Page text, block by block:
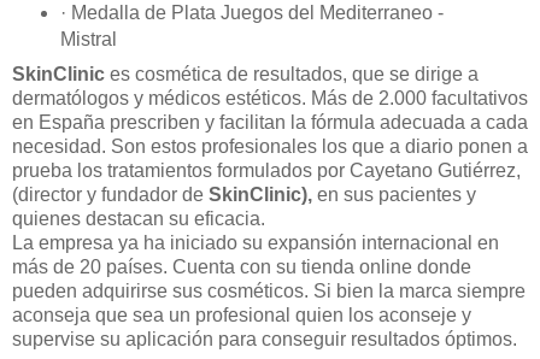
· Medalla de Plata Juegos del Mediterraneo -
Mistral
SkinClinic es cosmética de resultados, que se dirige a
dermatólogos y médicos estéticos. Más de 2.000 facultativos
en España prescriben y facilitan la fórmula adecuada a cada
necesidad. Son estos profesionales los que a diario ponen a
prueba los tratamientos formulados por Cayetano Gutiérrez,
(director y fundador de SkinClinic), en sus pacientes y
quienes destacan su eficacia.
La empresa ya ha iniciado su expansión internacional en
más de 20 países. Cuenta con su tienda online donde
pueden adquirirse sus cosméticos. Si bien la marca siempre
aconseja que sea un profesional quien los aconseje y
supervise su aplicación para conseguir resultados óptimos.